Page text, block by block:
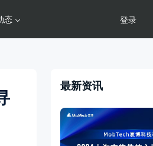
态 登录
最新资讯